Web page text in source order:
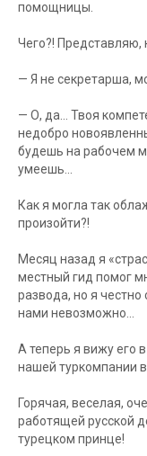
помощницы.
Чего?! Представляю,
— Я не секретарша,
— О, да… Твоя
недобро
будешь на рабочем
умеешь…
Как я могла так
произойти?!
Месяц назад я
местный гид помог
развода, но я
нами невозможно…
А теперь я вижу его
нашей туркомпании
Горячая, веселая,
работящей русской
турецком принце!